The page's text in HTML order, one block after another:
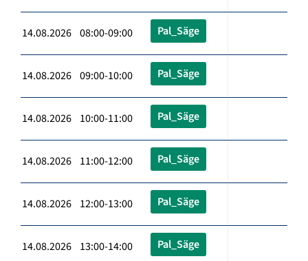
14.08.2026 08:00-09:00 Pal_Säge
14.08.2026 09:00-10:00 Pal_Säge
14.08.2026 10:00-11:00 Pal_Säge
14.08.2026 11:00-12:00 Pal_Säge
14.08.2026 12:00-13:00 Pal_Säge
14.08.2026 13:00-14:00 Pal_Säge